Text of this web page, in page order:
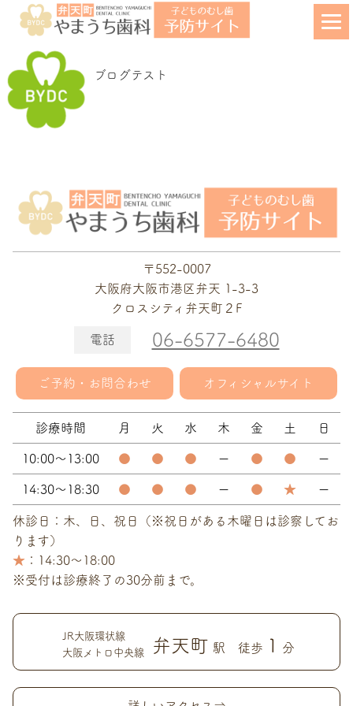
ホーム> 医院ブログ
たかくら歯科・矯正歯科クリニック 医院ブログ
ブログテスト
〒552-0007
大阪府大阪市港区弁天 1-3-3
クロスシティ弁天町２F
電話 06-6577-6480
ご予約・お問合わせ オフィシャルサイト
診療時間 月 火 水 木 金 土 日
10:00～13:00 ● ● ● ー ● ● ー
14:30～18:30 ● ● ● ー ● ★ ー
休診日：木、日、祝日（※祝日がある木曜日は診察してお
ります）
★ ：14:30～18:00
※受付は診療終了の30分前まで。
JR大阪環状線
大阪メトロ中央線
弁天町 駅 徒歩 1 分